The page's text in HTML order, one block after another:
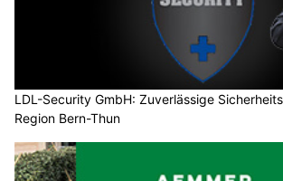
LDL-Security GmbH: Zuverlässige
Region Bern-Thun